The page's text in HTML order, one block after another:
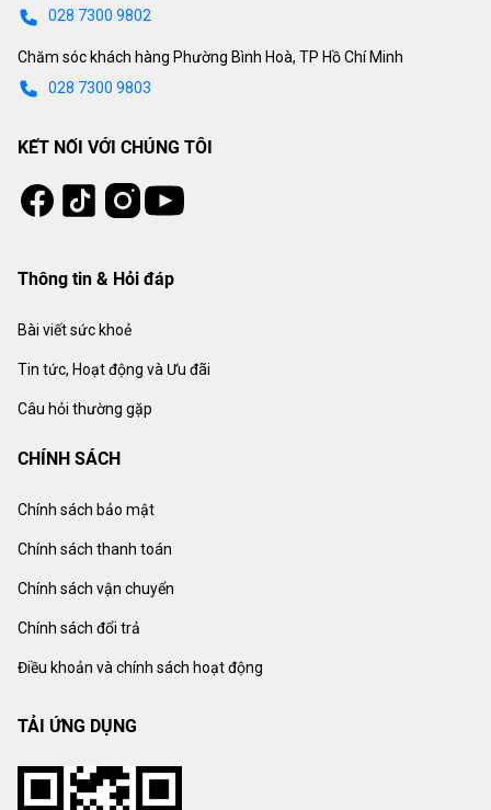
028 7300 9802
Chăm sóc khách hàng Phường Bình Hoà, TP Hồ Chí Minh
028 7300 9803
KẾT NỐI VỚI CHÚNG TÔI
Facebook
Tiktok Instagram
Youtube
Thông tin & Hỏi đáp
Bài viết sức khoẻ
Tin tức, Hoạt động và Ưu đãi
Câu hỏi thường gặp
CHÍNH SÁCH
Chính sách bảo mật
Chính sách thanh toán
Chính sách vận chuyển
Chính sách đổi trả
Điều khoản và chính sách hoạt động
TẢI ỨNG DỤNG